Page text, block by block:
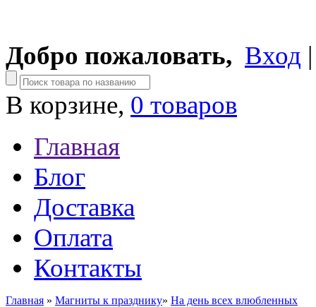
Добро пожаловать, Вход
В корзине, 0 товаров
Главная
Блог
Доставка
Оплата
Контакты
Главная » Магниты к празднику» На день всех влюбленных